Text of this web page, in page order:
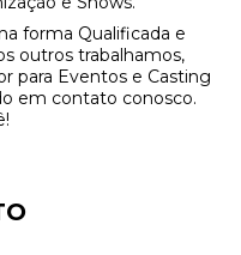
forma Qualificada e
outros trabalhamos,
para Eventos e Casting
em contato conosco.